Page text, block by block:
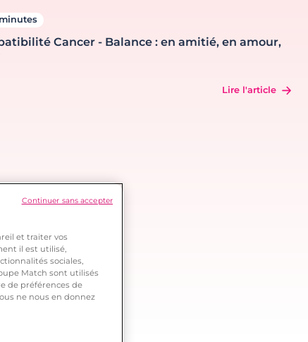
Cancer - Balance : en amitié, en amour,
Lire l'article
et traiter vos
il est utilisé,
sociales,
Match sont utilisés
de préférences de
ne nous en donnez
Continuer sans accepter